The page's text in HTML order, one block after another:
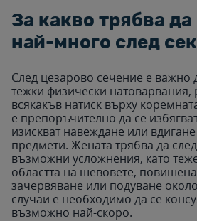
За какво трябва
най-много след
След цезарово сечение е важно
тежки физически натоварвания,
всякакъв натиск върху
е препоръчително да се
изискват навеждане или
предмети. Жената трябва да
възможни усложнения, като
областта на шевовете,
зачервяване или подуване
случаи е необходимо да се
възможно най-скоро.